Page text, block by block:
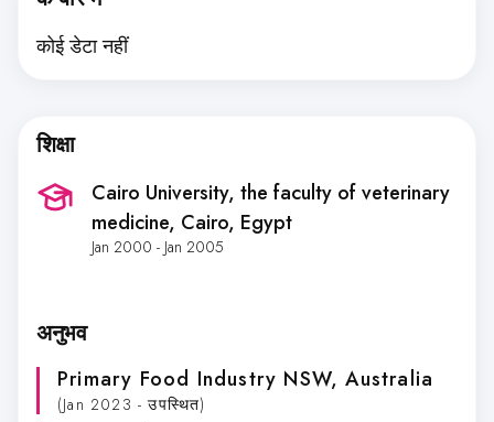
कोई डेटा नहीं
शिक्षा
Cairo University, the faculty of veterinary
medicine, Cairo, Egypt
Jan 2000 - Jan 2005
अनुभव
Primary Food Industry NSW, Australia
(Jan 2023 - उपस्थित)